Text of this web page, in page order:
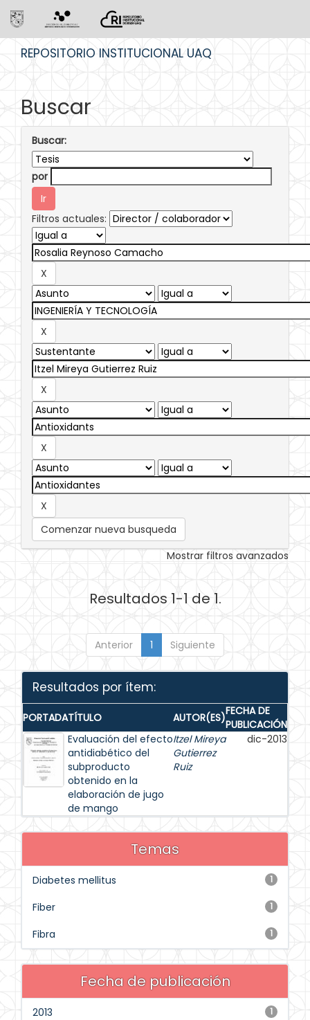
REPOSITORIO INSTITUCIONAL UAQ
Buscar
Buscar:
por
Filtros actuales:
Comenzar nueva busqueda
Mostrar filtros avanzados
Resultados 1-1 de 1.
Anterior 1 Siguiente
Resultados por ítem:
PORTADATÍTULO AUTOR(ES)FECHA DE
PUBLICACIÓN
Evaluación del efecto
antidiabético del
subproducto
obtenido en la
elaboración de jugo
de mango
Itzel Mireya
Gutierrez
Ruiz
dic-2013
Temas
1
Diabetes mellitus
1
Fiber
1
Fibra
Fecha de publicación
1
2013